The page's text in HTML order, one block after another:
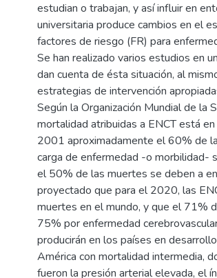
estudian o trabajan, y así influir en
universitaria produce cambios en el
factores de riesgo (FR) para
Se han realizado varios estudios en
dan cuenta de ésta situación, al
estrategias de intervención
Según la Organización Mundial de la
mortalidad atribuidas a ENCT está
2001 aproximadamente el 60% de
carga de enfermedad -o morbilidad-
el 50% de las muertes se deben a
proyectado que para el 2020, las
muertes en el mundo, y que el 71%
75% por enfermedad
producirán en los países en
América con mortalidad intermedia,
fueron la presión arterial elevada, el